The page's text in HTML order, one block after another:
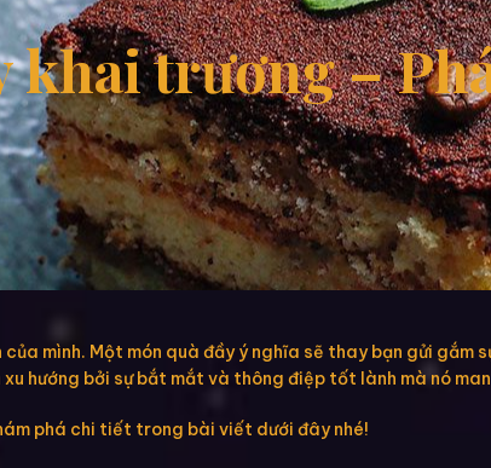
khai trương –
mình. Một món quà đầy ý nghĩa sẽ thay bạn gửi
hướng bởi sự bắt mắt và thông điệp tốt lành mà nó
phá chi tiết trong bài viết dưới đây nhé!